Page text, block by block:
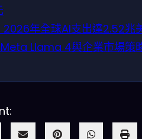
年全球AI支出達2.52兆
Llama 4與企業市場策